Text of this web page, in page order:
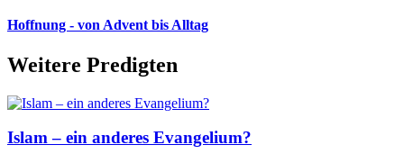
Hoffnung - von Advent bis Alltag
Weitere Predigten
Islam – ein anderes Evangelium?